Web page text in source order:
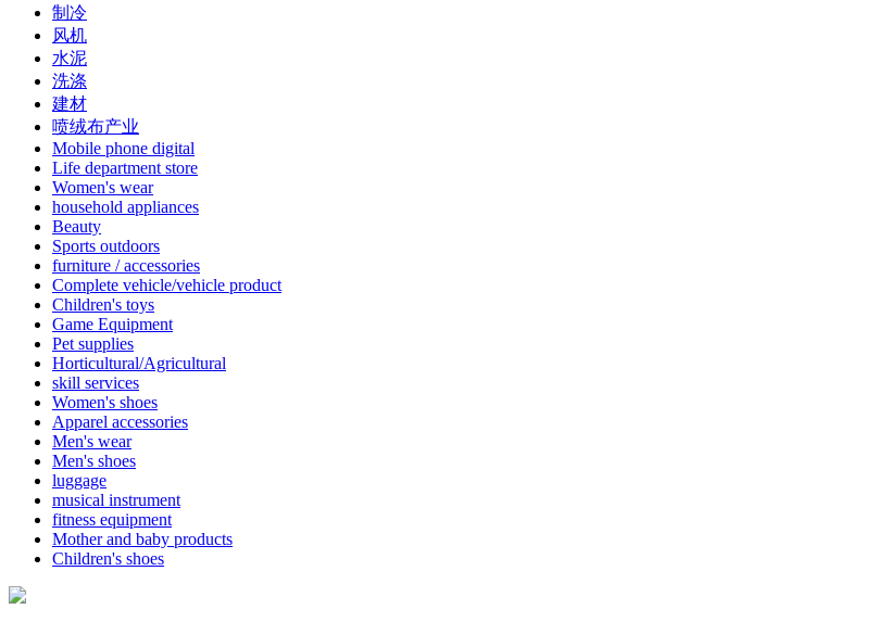
制冷
风机
水泥
洗涤
建材
喷绒布产业
Mobile phone digital
Life department store
Women's wear
household appliances
Beauty
Sports outdoors
furniture / accessories
Complete vehicle/vehicle product
Children's toys
Game Equipment
Pet supplies
Horticultural/Agricultural
skill services
Women's shoes
Apparel accessories
Men's wear
Men's shoes
luggage
musical instrument
fitness equipment
Mother and baby products
Children's shoes